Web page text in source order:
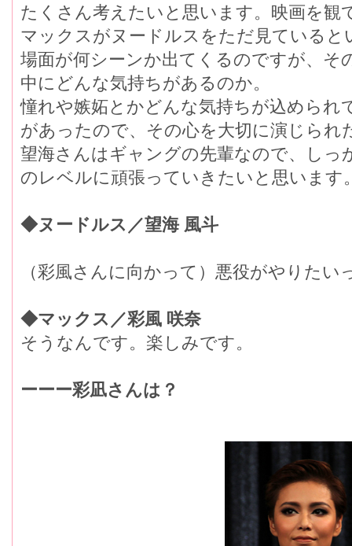
たくさん考えたいと思います。映画を観
マックスがヌードルスをただ見ていると
場面が何シーンか出てくるのですが、そ
中にどんな気持ちがあるのか。
憧れや嫉妬とかどんな気持ちが込められ
があったので、その心を大切に演じられ
望海さんはギャングの先輩なので、しっ
のレベルに頑張っていきたいと思います
◆ヌードルス／望海 風斗
（彩風さんに向かって）悪役がやりた
◆マックス／彩風 咲奈
そうなんです。楽しみです。
ーーー彩凪さんは？